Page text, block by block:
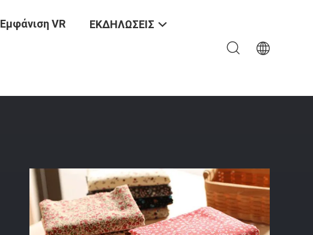
Εμφάνιση VR ΕΚΔΗΛΩΣΕΙΣ